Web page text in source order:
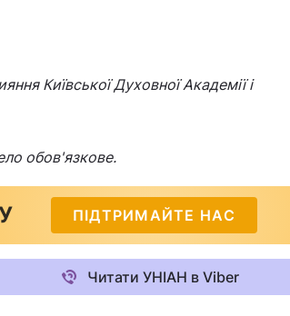
Київської Духовної Академії і
обов'язкове.
ПІДТРИМАЙТЕ НАС
Читати УНІАН в Viber